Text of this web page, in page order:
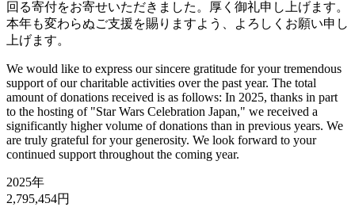
回る寄付をお寄せいただきました。厚く御礼申し上げます。
本年も変わらぬご支援を賜りますよう、よろしくお願い申し
上げます。
We would like to express our sincere gratitude for your tremendous
support of our charitable activities over the past year. The total
amount of donations received is as follows: In 2025, thanks in part
to the hosting of "Star Wars Celebration Japan," we received a
significantly higher volume of donations than in previous years. We
are truly grateful for your generosity. We look forward to your
continued support throughout the coming year.
2025年
2,795,454円